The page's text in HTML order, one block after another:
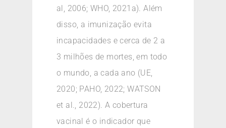
al, 2006; WHO, 2021a). Além
disso, a imunização evita
incapacidades e cerca de 2 a
3 milhões de mortes, em todo
o mundo, a cada ano (UE,
2020; PAHO, 2022; WATSON
et al., 2022). A cobertura
vacinal é o indicador que